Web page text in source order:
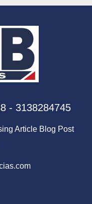
- 3138284745
Article Blog Post